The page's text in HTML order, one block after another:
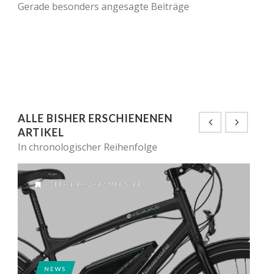
Gerade besonders angesagte Beiträge
ALLE BISHER ERSCHIENENEN
ARTIKEL
In chronologischer Reihenfolge
AM 04.10.2012 UM 5:11
NEWS